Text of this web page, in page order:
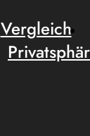
Vergleich